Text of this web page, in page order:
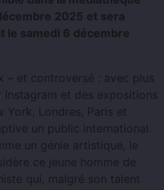
2025 et sera
le samedi 6 décembre
– et controversé : avec plus
Instagram et des expositions
York, Londres, Paris et
un public international.
un génie artistique, le
ce jeune homme de
qui, malgré son talent